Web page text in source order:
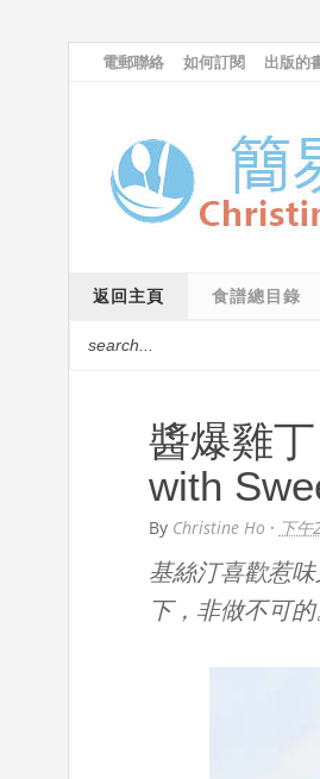
電郵聯絡 如何訂閱 出版的
返回主頁 食譜總目錄
醬爆雞
with
By Christine Ho · 下午
基絲汀喜歡惹
下，非做不可的